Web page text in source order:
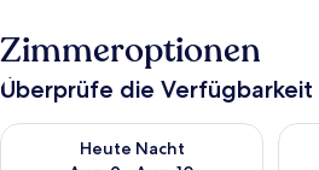
Zimmeroptionen
Überprüfe die
Heute Nacht
Überprüfe die Verfügbarkeit für